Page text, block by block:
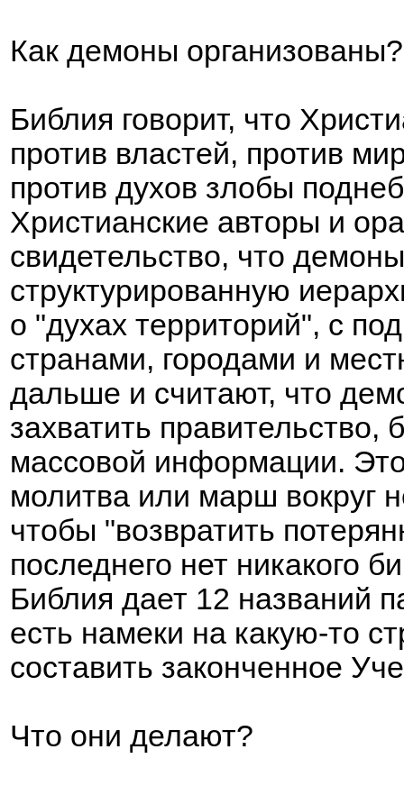
Как демоны организованы?
Библия говорит, что
против властей, против
против духов злобы
Христианские авторы и
свидетельство, что
структурированную
о "духах территорий", с
странами, городами и
дальше и считают, что
захватить правительство,
массовой информации.
молитва или марш вокруг
чтобы "возвратить
последнего нет никакого
Библия дает 12 названий
есть намеки на какую-то
составить законченное
Что они делают?